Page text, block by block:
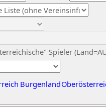
Spieler
Burgenland